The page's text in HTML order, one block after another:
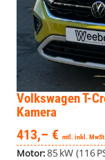
Volkswagen T-
Kamera
413,– € mtl. inkl. MwSt.
Motor:85 kW (116